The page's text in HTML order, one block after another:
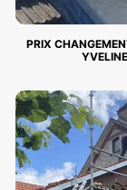
PRIX